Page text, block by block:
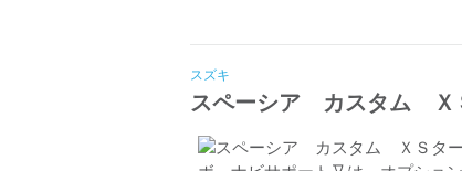
スズキ
スペーシア カスタム Ｘ